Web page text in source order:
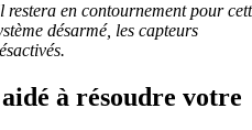
en contournement pour
désarmé, les capteurs
à résoudre votre